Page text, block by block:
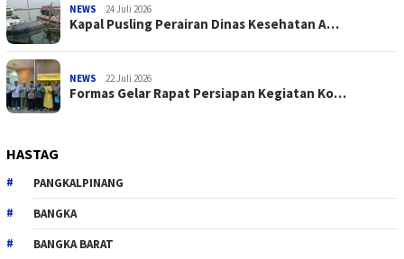
NEWS 24 Juli 2026
Kapal Pusling Perairan Dinas Kesehatan A…
NEWS 22 Juli 2026
Formas Gelar Rapat Persiapan Kegiatan Ko…
HASTAG
PANGKALPINANG
BANGKA
BANGKA BARAT